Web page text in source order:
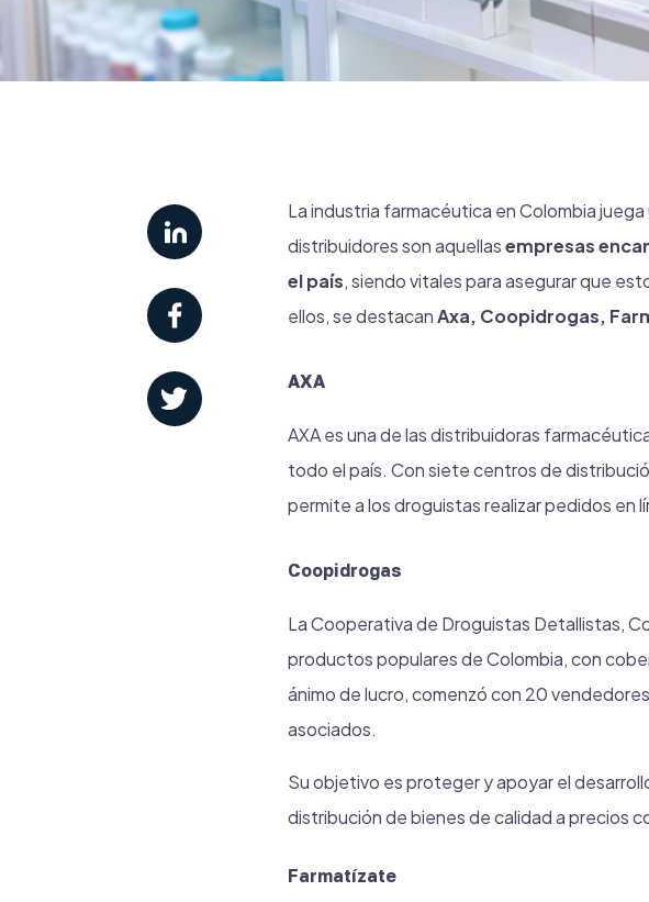
La industria farmacéutica en Colombia
distribuidores son aquellasempresas
el país, siendo vitales para asegurar que
ellos, se destacanAxa, Coopidrogas,
AXA
AXA es una de las distribuidoras
todo el país. Con siete centros de
permite a los droguistas realizar pedidos en
Coopidrogas
La Cooperativa de Droguistas Detallistas,
productos populares de Colombia, con
ánimo de lucro, comenzó con 20
asociados.
Su objetivo es proteger y apoyar el
distribución de bienes de calidad a precios
Farmatízate